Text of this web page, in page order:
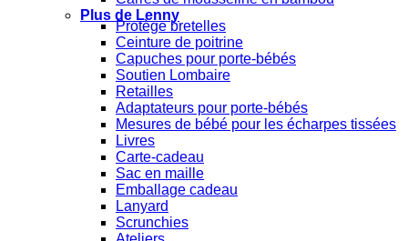
Plus de Lenny
Protège bretelles
Ceinture de poitrine
Capuches pour porte-bébés
Soutien Lombaire
Retailles
Adaptateurs pour porte-bébés
Mesures de bébé pour les écharpes tissées
Livres
Carte-cadeau
Sac en maille
Emballage cadeau
Lanyard
Scrunchies